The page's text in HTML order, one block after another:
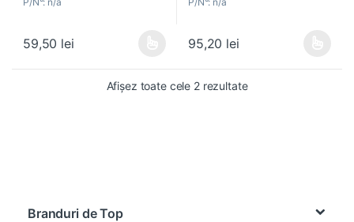
u
5
59,50 lei
Acest produs are mai multe variații. Opțiunile pot fi alese în
u
5
95,20 lei
Acest produs are mai multe
Afișez toate cele 2 rezultate
Branduri de Top